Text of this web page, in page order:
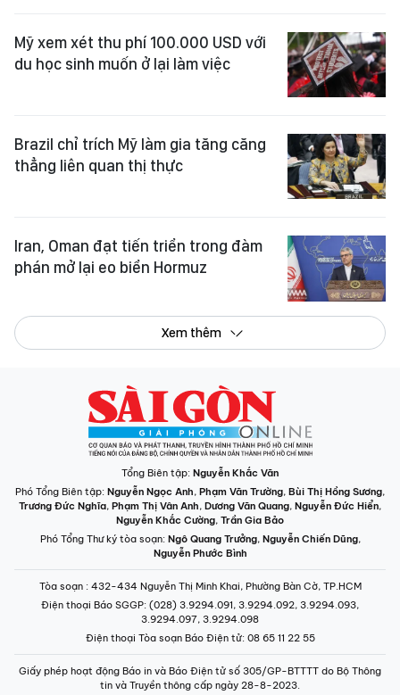
Mỹ xem xét thu phí 100.000 USD với
du học sinh muốn ở lại làm việc
Brazil chỉ trích Mỹ làm gia tăng căng
thẳng liên quan thị thực
Iran, Oman đạt tiến triển trong đàm
phán mở lại eo biển Hormuz
Xem thêm
Tổng Biên tập: Nguyễn Khắc Văn
Phó Tổng Biên tập: Nguyễn Ngọc Anh, Phạm Văn Trường, Bùi Thị Hồng Sương,
Trương Đức Nghĩa, Phạm Thị Vân Anh, Dương Văn Quang, Nguyễn Đức Hiển,
Nguyễn Khắc Cường, Trần Gia Bảo
Phó Tổng Thư ký tòa soạn: Ngô Quang Trưởng, Nguyễn Chiến Dũng,
Nguyễn Phước Bình
Tòa soạn : 432-434 Nguyễn Thị Minh Khai, Phường Bàn Cờ, TP.HCM
Điện thoại Báo SGGP: (028) 3.9294.091, 3.9294.092, 3.9294.093,
3.9294.097, 3.9294.098
Điện thoại Tòa soạn Báo Điện tử: 08 65 11 22 55
Giấy phép hoạt động Báo in và Báo Điện tử số 305/GP-BTTTT do Bộ Thông
tin và Truyền thông cấp ngày 28-8-2023.